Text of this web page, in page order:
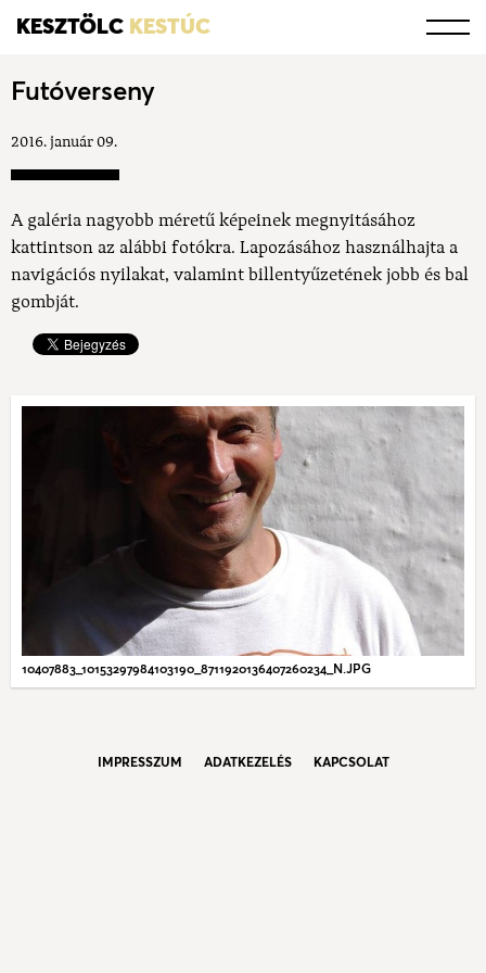
KESZTÖLC KESTÚC
Futóverseny
2016. január 09.
A galéria nagyobb méretű képeinek megnyitásához
kattintson az alábbi fotókra. Lapozásához használhajta a
navigációs nyilakat, valamint billentyűzetének jobb és bal
gombját.
10407883_10153297984103190_8711920136407260234_N.JPG
IMPRESSZUM ADATKEZELÉS KAPCSOLAT